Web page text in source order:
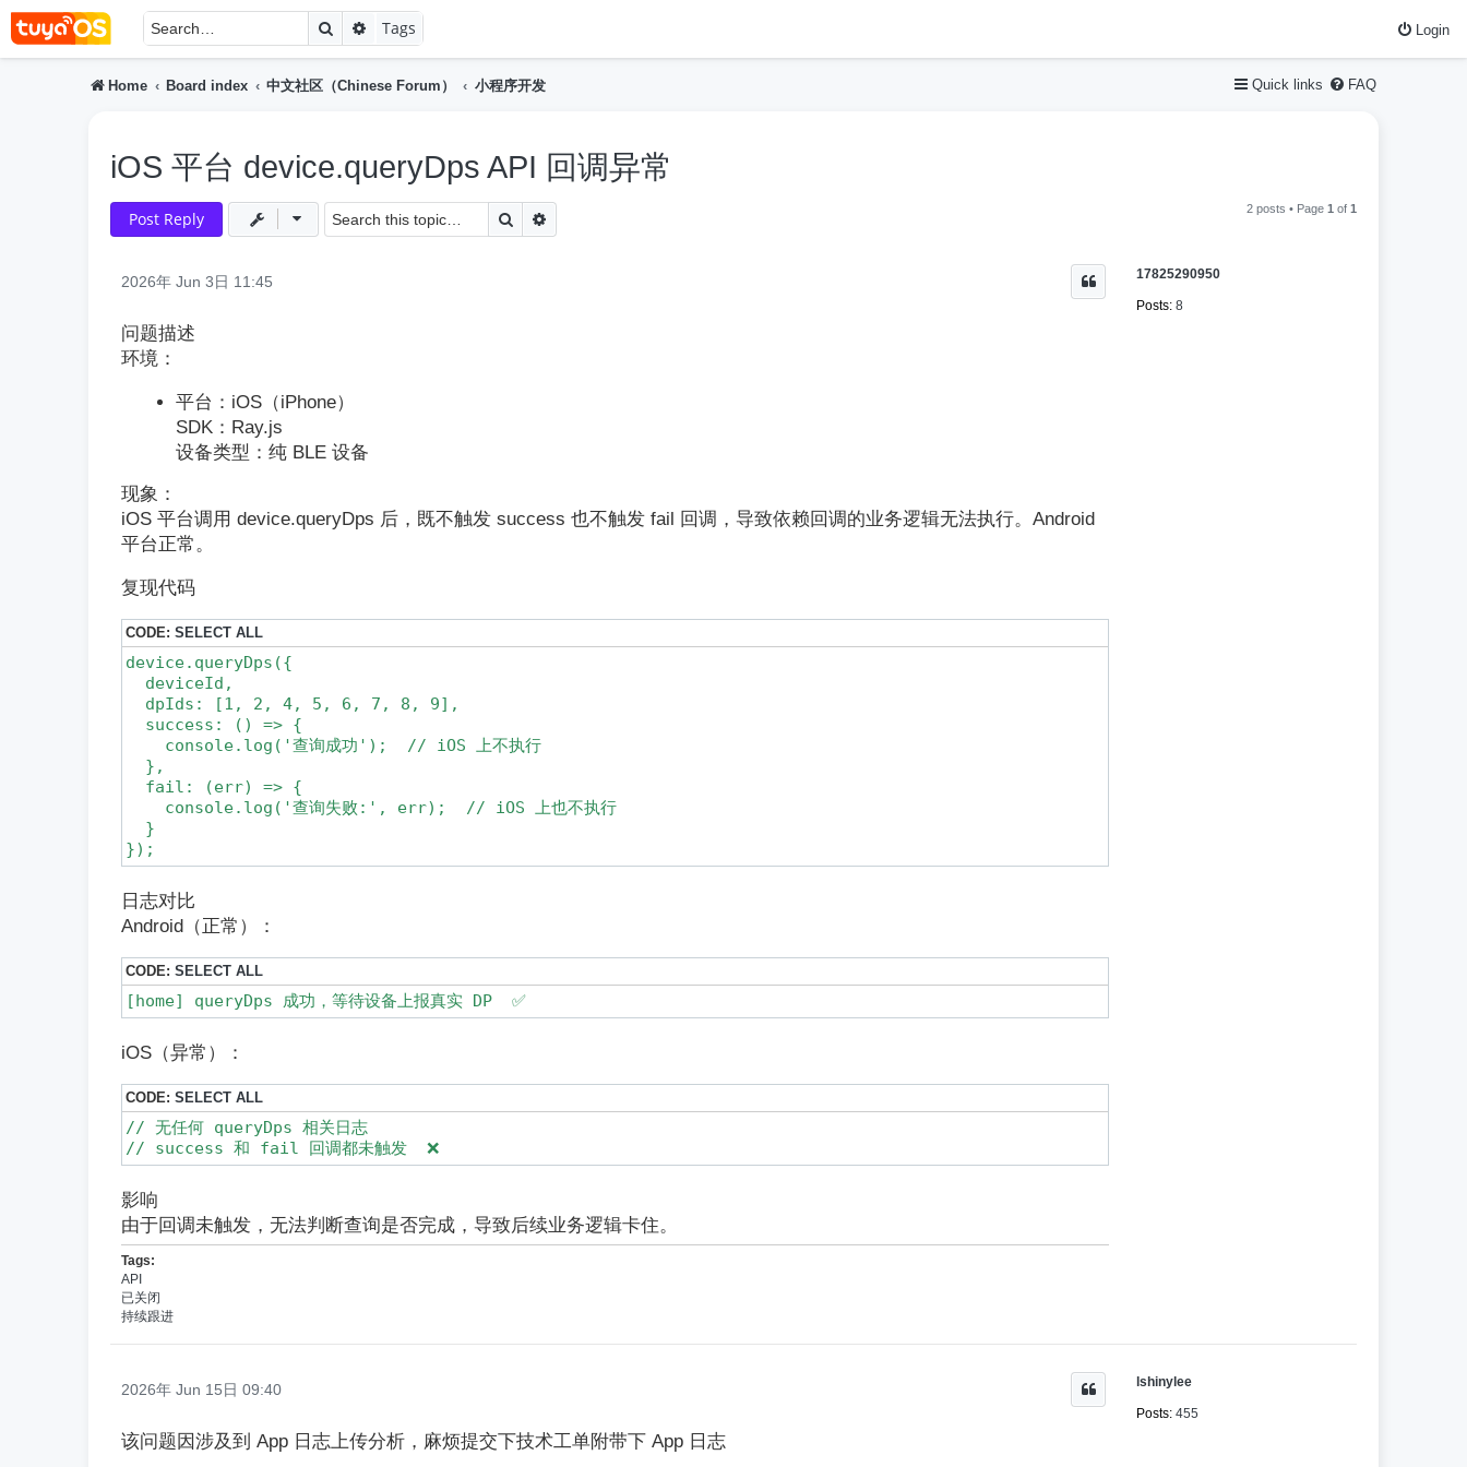
Login
SearchAdvanced search
Tags
Quick links FAQ
Home Board index 中文社区（Chinese Forum） 小程序开发
iOS 平台 device.queryDps API 回调异常
Post Reply Search 2 posts • Page 1 of 1
17825290950
Posts: 8
2026年 Jun 3日 11:45
问题描述
环境：
平台：iOS（iPhone）
SDK：Ray.js
设备类型：纯 BLE 设备
现象：
iOS 平台调用 device.queryDps 后，既不触发 success 也不触发 fail 回调，导致依赖回调的业务逻辑无法执行。Android
平台正常。
复现代码
CODE: SELECT ALL
device.queryDps({
  deviceId,
  dpIds: [1, 2, 4, 5, 6, 7, 8, 9],
  success: () => {
    console.log('查询成功');  // iOS 上不执行
  },
  fail: (err) => {
    console.log('查询失败:', err);  // iOS 上也不执行
  }
});
日志对比
Android（正常）：
CODE: SELECT ALL
[home] queryDps 成功，等待设备上报真实 DP  ✅
iOS（异常）：
CODE: SELECT ALL
// 无任何 queryDps 相关日志
// success 和 fail 回调都未触发  ❌
影响
由于回调未触发，无法判断查询是否完成，导致后续业务逻辑卡住。
Tags:
API
已关闭
持续跟进
lshinylee
Posts: 455
2026年 Jun 15日 09:40
该问题因涉及到 App 日志上传分析，麻烦提交下技术工单附带下 App 日志